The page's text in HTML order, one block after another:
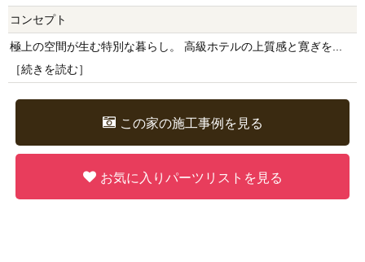
コンセプト
極上の空間が生む特別な暮らし。 高級ホテルの上質感と寛ぎを...
［続きを読む］
この家の施工事例を見る
お気に入りパーツリストを見る